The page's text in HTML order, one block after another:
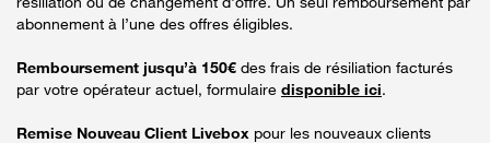
abonnement à l’une des offres éligibles.
Remboursement jusqu’à 150€ des frais de résiliation facturés
par votre opérateur actuel, formulaire disponible ici.
Remise Nouveau Client Livebox pour les nouveaux clients